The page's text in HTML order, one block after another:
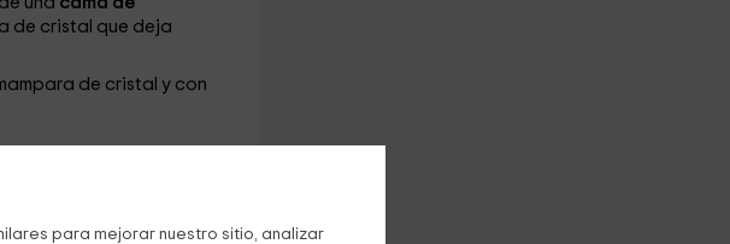
para mejorar nuestro sitio, analizar
de cristal que deja
de cristal y con